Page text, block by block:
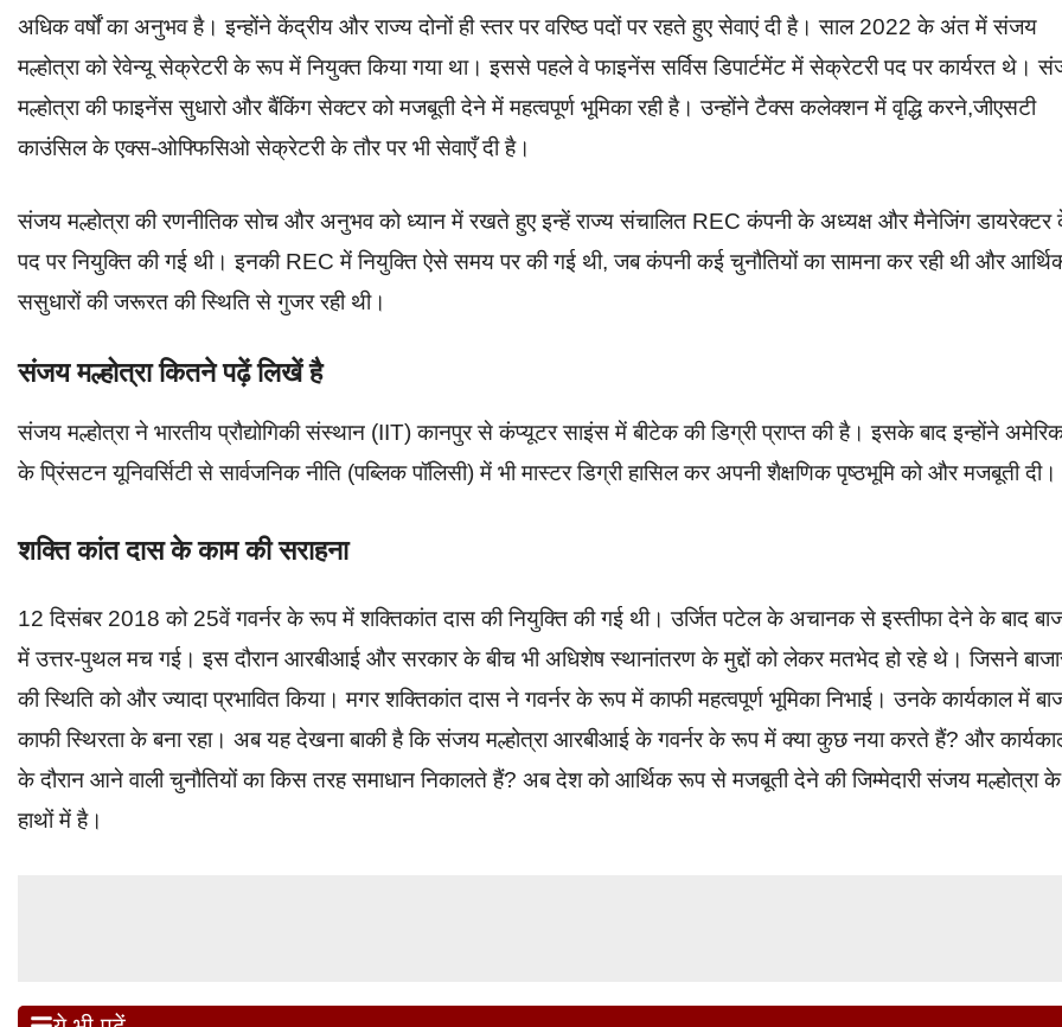
अधिक वर्षों का अनुभव है। इन्होंने केंद्रीय और राज्य दोनों ही स्तर पर वरिष्ठ पदों पर रहते हुए सेवाएं दी है। साल 2022 के अंत में संजय
मल्होत्रा को रेवेन्यू सेक्रेटरी के रूप में नियुक्त किया गया था। इससे पहले वे फाइनेंस सर्विस डिपार्टमेंट में सेक्रेटरी पद पर कार्यरत थे।
मल्होत्रा की फाइनेंस सुधारो और बैंकिंग सेक्टर को मजबूती देने में महत्वपूर्ण भूमिका रही है। उन्होंने टैक्स कलेक्शन में वृद्धि करने,जीएसटी
काउंसिल के एक्स-ओफ्फिसिओ सेक्रेटरी के तौर पर भी सेवाएँ दी है।
संजय मल्होत्रा की रणनीतिक सोच और अनुभव को ध्यान में रखते हुए इन्हें राज्य संचालित REC कंपनी के अध्यक्ष और मैनेजिंग डायरेक्टर
पद पर नियुक्ति की गई थी। इनकी REC में नियुक्ति ऐसे समय पर की गई थी, जब कंपनी कई चुनौतियों का सामना कर रही थी और
ससुधारों की जरूरत की स्थिति से गुजर रही थी।
संजय मल्होत्रा कितने पढ़ें लिखें है
संजय मल्होत्रा ने भारतीय प्रौद्योगिकी संस्थान (IIT) कानपुर से कंप्यूटर साइंस में बीटेक की डिग्री प्राप्त की है। इसके बाद इन्होंने
के प्रिंसटन यूनिवर्सिटी से सार्वजनिक नीति (पब्लिक पॉलिसी) में भी मास्टर डिग्री हासिल कर अपनी शैक्षणिक पृष्ठभूमि को और मजबूती दी।
शक्ति कांत दास के काम की सराहना
12 दिसंबर 2018 को 25वें गवर्नर के रूप में शक्तिकांत दास की नियुक्ति की गई थी। उर्जित पटेल के अचानक से इस्तीफा देने के बाद
में उत्तर-पुथल मच गई। इस दौरान आरबीआई और सरकार के बीच भी अधिशेष स्थानांतरण के मुद्दों को लेकर मतभेद हो रहे थे। जिसने
की स्थिति को और ज्यादा प्रभावित किया। मगर शक्तिकांत दास ने गवर्नर के रूप में काफी महत्वपूर्ण भूमिका निभाई। उनके कार्यकाल में
काफी स्थिरता के बना रहा। अब यह देखना बाकी है कि संजय मल्होत्रा आरबीआई के गवर्नर के रूप में क्या कुछ नया करते हैं? और
के दौरान आने वाली चुनौतियों का किस तरह समाधान निकालते हैं? अब देश को आर्थिक रूप से मजबूती देने की जिम्मेदारी संजय मल्होत्रा के
हाथों में है।